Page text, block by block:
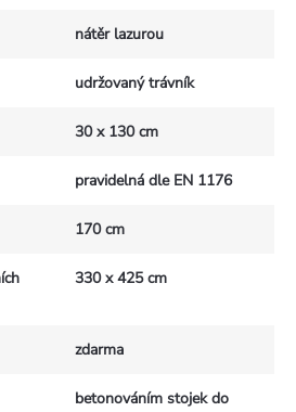
nátěr lazurou
udržovaný trávník
30 x 130 cm
pravidelná dle EN 1176
170 cm
330 x 425 cm
zdarma
betonováním stojek do